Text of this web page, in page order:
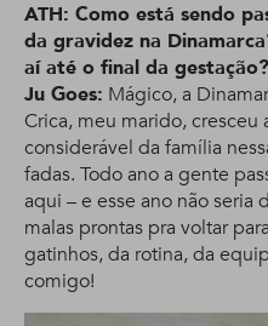
ATH: Como está sendo
da gravidez na
aí até o final da gestação?
Ju Goes: Mágico, a
Crica, meu marido,
considerável da família
fadas. Todo ano a gente
aqui – e esse ano não seria
malas prontas pra voltar
gatinhos, da rotina, da
comigo!